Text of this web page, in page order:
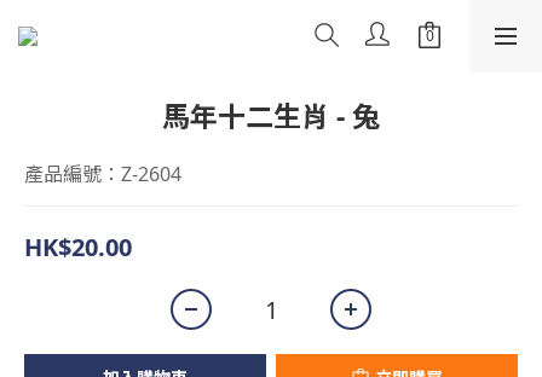
馬年十二生肖 - 兔
產品編號：Z-2604
HK$20.00